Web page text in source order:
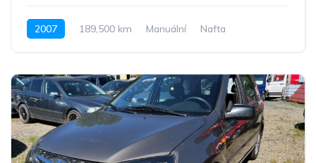
2007 189,500 km Manuální
Nafta